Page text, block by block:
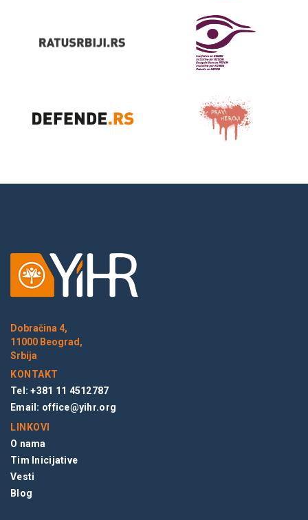
Dobračina 4,
11000 Beograd,
Srbija
KONTAKT
Tel: +381 11 4512787
Email: office@yihr.org
LINKOVI
O nama
Tim Inicijative
Vesti
Blog